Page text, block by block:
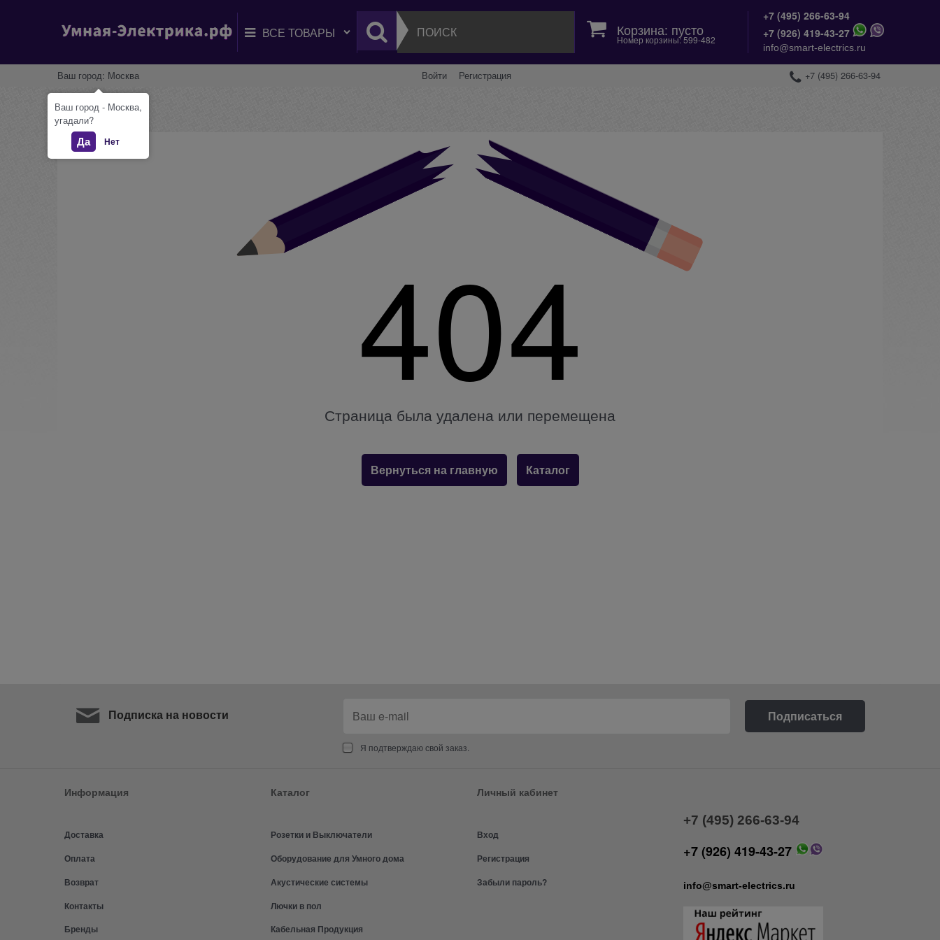
Корзина: пусто
Номер корзины: 599-482
+7 (495) 266-63-94
+7 (926) 419-43-27
info@smart-electrics.ru
Ваш город: Москва Войти Регистрация +7 (495) 266-63-94
404
Страница была удалена или перемещена
Вернуться на главную Каталог
Подписка на новости
Я подтверждаю свой заказ.
Информация
Доставка
Оплата
Возврат
Контакты
Бренды
Каталог
Розетки и Выключатели
Оборудование для Умного дома
Акустические системы
Лючки в пол
Кабельная Продукция
Личный кабинет
Вход
Регистрация
Забыли пароль?
+7 (495) 266-63-94
+7 (926) 419-43-27
info@smart-electrics.ru
Ваш город - Москва,
угадали?
Да Нет